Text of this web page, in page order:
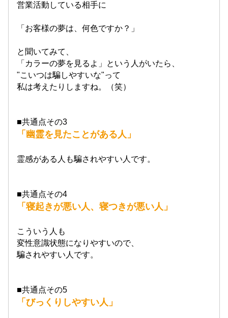
営業活動している相手に
「お客様の夢は、何色ですか？」
と聞いてみて、
「カラーの夢を見るよ」という人がいたら、
"こいつは騙しやすいな"って
私は考えたりしますね。（笑）
■共通点その3
「幽霊を見たことがある人」
霊感がある人も騙されやすい人です。
■共通点その4
「寝起きが悪い人、寝つきが悪い人」
こういう人も
変性意識状態になりやすいので、
騙されやすい人です。
■共通点その5
「びっくりしやすい人」